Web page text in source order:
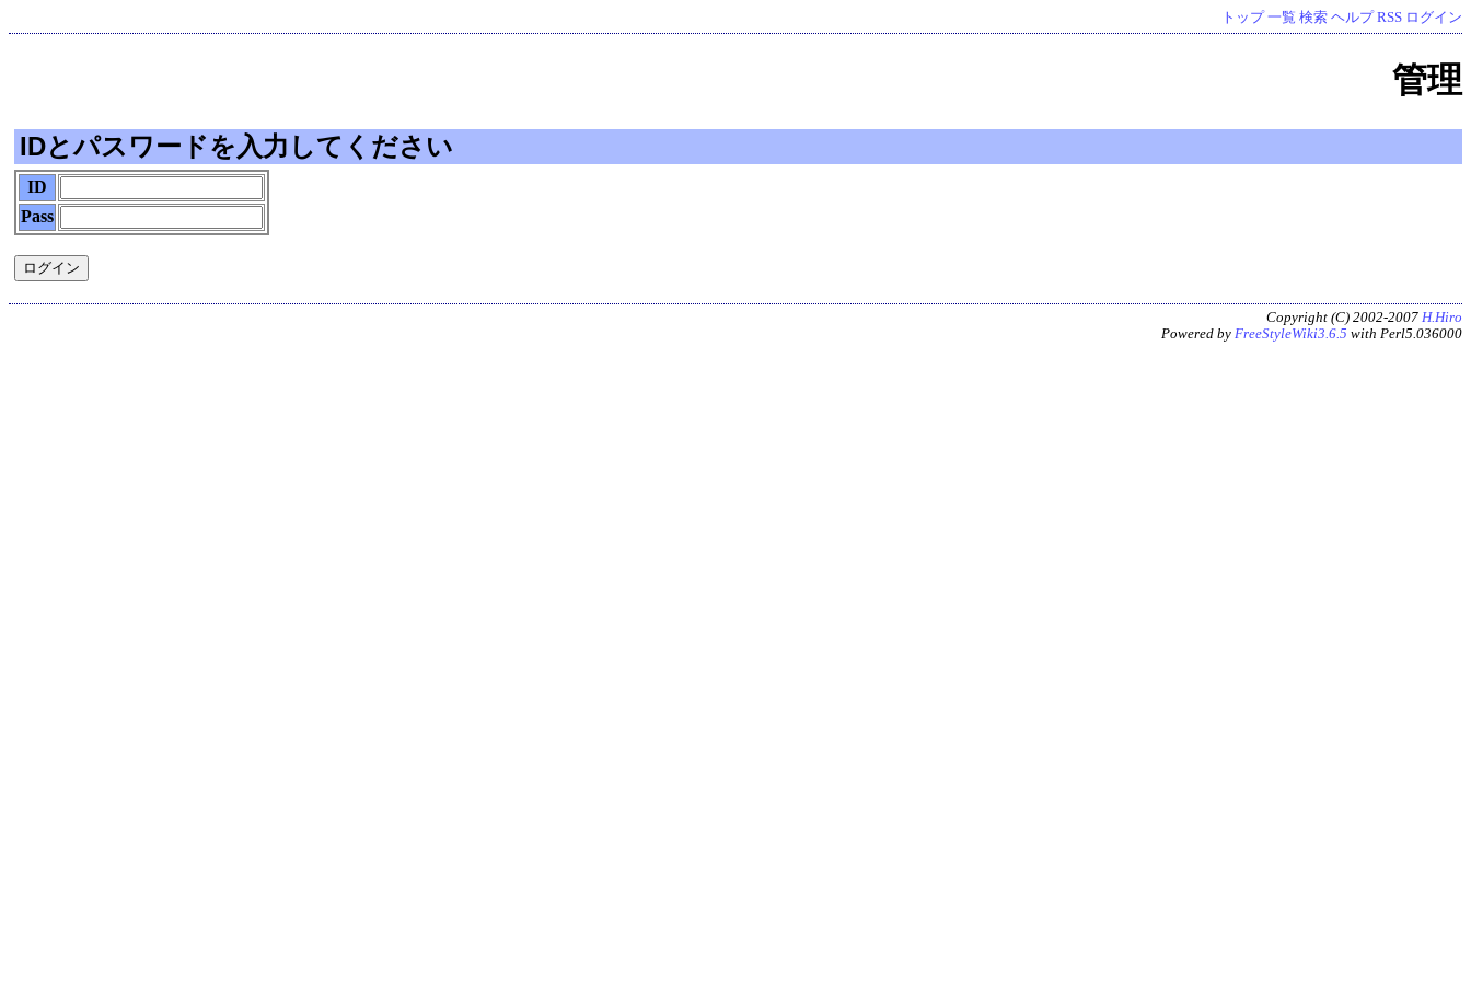
トップ 一覧 検索 ヘルプ RSS ログイン
管理
IDとパスワードを入力してください
ID
Pass
Copyright (C) 2002-2007 H.Hiro
Powered by FreeStyleWiki3.6.5 with Perl5.036000